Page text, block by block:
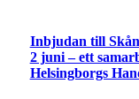
Inbjudan till
2 juni – ett
Helsingborgs